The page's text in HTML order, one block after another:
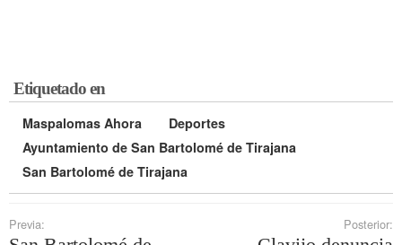
Etiquetado en
Maspalomas Ahora
Deportes
Ayuntamiento de San Bartolomé de Tirajana
San Bartolomé de Tirajana
Previa: Posterior: